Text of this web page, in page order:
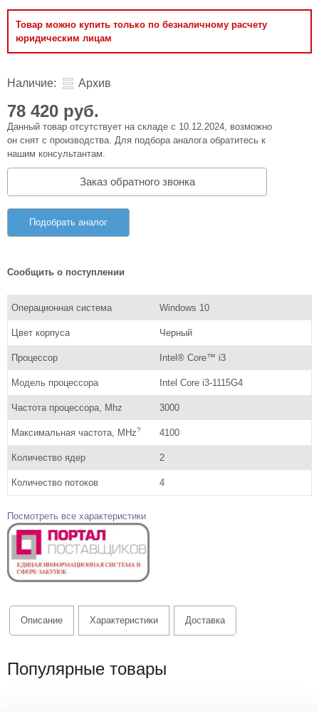
Товар можно купить только по безналичному расчету
юридическим лицам
Наличие: Архив
78 420 руб.
Данный товар отсутствует на складе с 10.12.2024, возможно
он снят с производства. Для подбора аналога обратитесь к
нашим консультантам.
Заказ обратного звонка
Подобрать аналог
Сообщить о поступлении
Операционная система Windows 10
Цвет корпуса Черный
Процессор Intel® Core™ i3
Модель процессора Intel Core i3-1115G4
Частота процессора, Mhz 3000
Максимальная частота, MHz? 4100
Количество ядер 2
Количество потоков 4
Посмотреть все характеристики
Описание Характеристики Доставка
Популярные товары